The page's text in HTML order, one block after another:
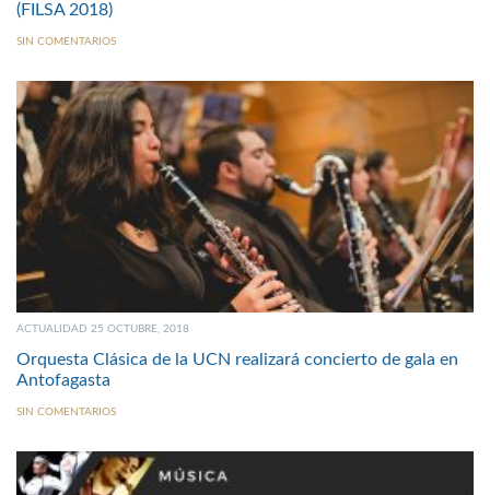
(FILSA 2018)
SIN COMENTARIOS
ACTUALIDAD 25 OCTUBRE, 2018
Orquesta Clásica de la UCN realizará concierto de gala en
Antofagasta
SIN COMENTARIOS